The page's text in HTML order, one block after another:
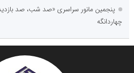
پنجمین مانور سراسری «صد شب، صد
چهاردانگه